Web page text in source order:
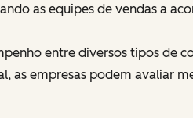
as equipes de vendas a
entre diversos tipos de
as empresas podem avaliar